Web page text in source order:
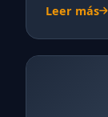
Leer más